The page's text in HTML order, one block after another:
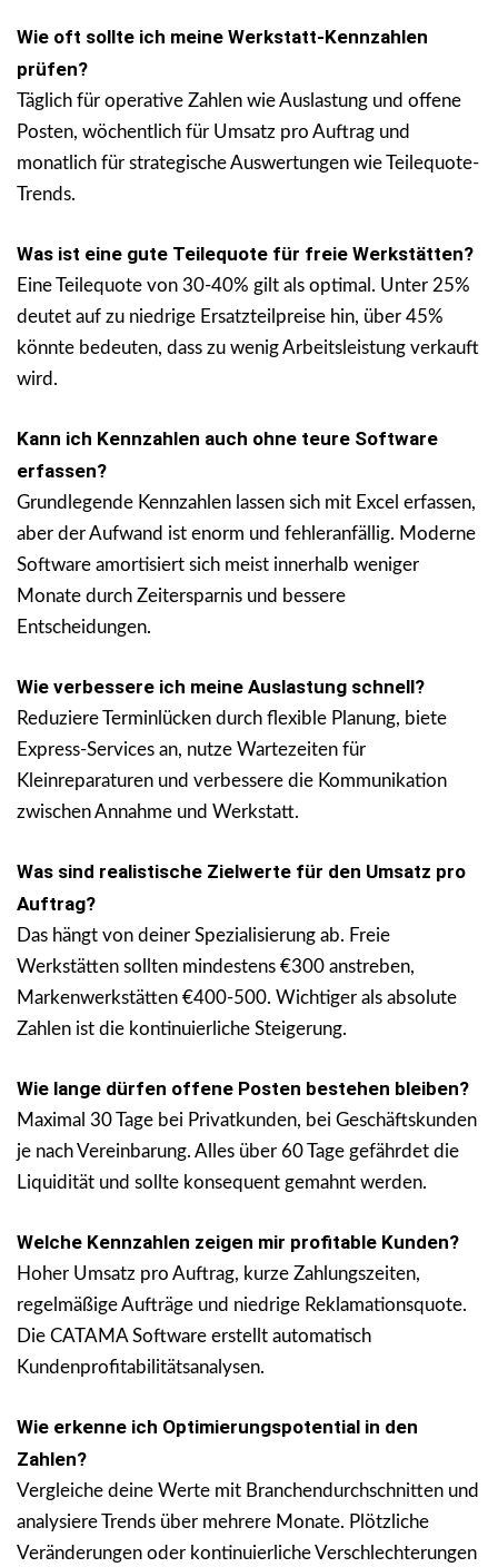
Wie oft sollte ich meine Werkstatt-Kennzahlen
prüfen?
Täglich für operative Zahlen wie Auslastung und offene
Posten, wöchentlich für Umsatz pro Auftrag und
monatlich für strategische Auswertungen wie Teilequote-
Trends.
Was ist eine gute Teilequote für freie Werkstätten?
Eine Teilequote von 30-40% gilt als optimal. Unter 25%
deutet auf zu niedrige Ersatzteilpreise hin, über 45%
könnte bedeuten, dass zu wenig Arbeitsleistung verkauft
wird.
Kann ich Kennzahlen auch ohne teure Software
erfassen?
Grundlegende Kennzahlen lassen sich mit Excel erfassen,
aber der Aufwand ist enorm und fehleranfällig. Moderne
Software amortisiert sich meist innerhalb weniger
Monate durch Zeitersparnis und bessere
Entscheidungen.
Wie verbessere ich meine Auslastung schnell?
Reduziere Terminlücken durch flexible Planung, biete
Express-Services an, nutze Wartezeiten für
Kleinreparaturen und verbessere die Kommunikation
zwischen Annahme und Werkstatt.
Was sind realistische Zielwerte für den Umsatz pro
Auftrag?
Das hängt von deiner Spezialisierung ab. Freie
Werkstätten sollten mindestens €300 anstreben,
Markenwerkstätten €400-500. Wichtiger als absolute
Zahlen ist die kontinuierliche Steigerung.
Wie lange dürfen offene Posten bestehen bleiben?
Maximal 30 Tage bei Privatkunden, bei Geschäftskunden
je nach Vereinbarung. Alles über 60 Tage gefährdet die
Liquidität und sollte konsequent gemahnt werden.
Welche Kennzahlen zeigen mir profitable Kunden?
Hoher Umsatz pro Auftrag, kurze Zahlungszeiten,
regelmäßige Aufträge und niedrige Reklamationsquote.
Die CATAMA Software erstellt automatisch
Kundenprofitabilitätsanalysen.
Wie erkenne ich Optimierungspotential in den
Zahlen?
Vergleiche deine Werte mit Branchendurchschnitten und
analysiere Trends über mehrere Monate. Plötzliche
Veränderungen oder kontinuierliche Verschlechterungen